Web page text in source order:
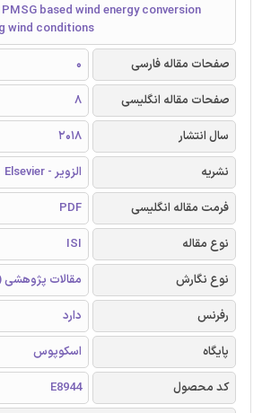
based wind energy conversion
wind conditions
صفحات مقاله فارسی
0
صفحات مقاله انگلیسی
8
سال انتشار
2018
نشریه
الزویر - Elsevier
فرمت مقاله انگلیسی
PDF
نوع مقاله
ISI
نوع نگارش
مقالات پژوهشی
رفرنس
دارد
پایگاه
اسکوپوس
کد محصول
E8944